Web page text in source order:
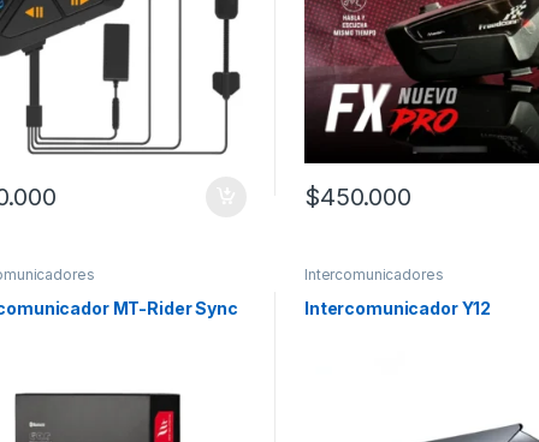
$450.000
MT-Rider Sync
Intercomunicadores
Intercomunicador Y12